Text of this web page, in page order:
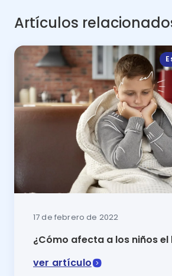
Artículos
17 de febrero de 2022
¿Cómo afecta a los niños el
ver artículo